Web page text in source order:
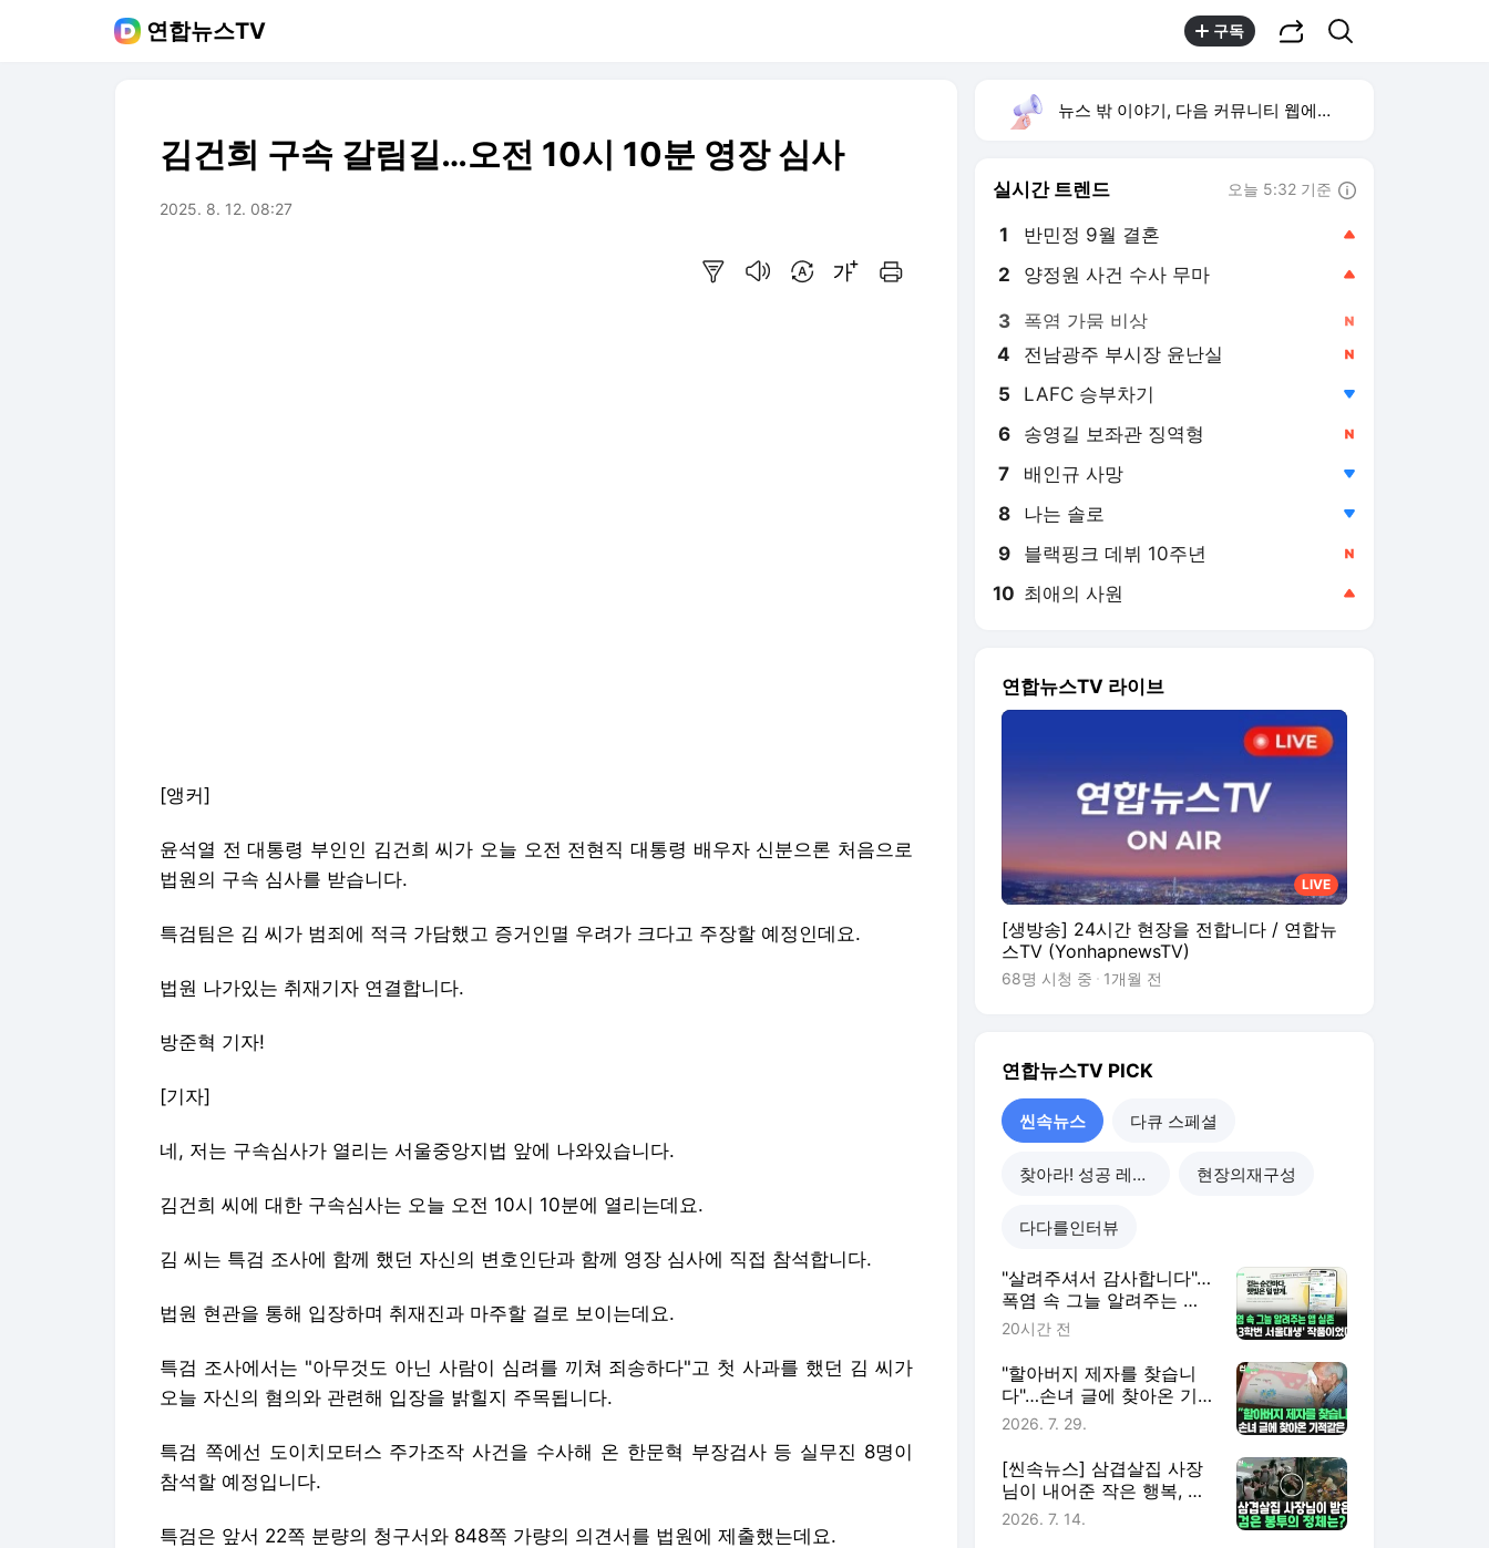
연합뉴스TV 구독
김건희 구속 갈림길…오전 10시 10분 영장 심사
2025. 8. 12. 08:27
[앵커]
윤석열 전 대통령 부인인 김건희 씨가 오늘 오전 전현직 대통령 배우자 신분으론 처음으로
법원의 구속 심사를 받습니다.
특검팀은 김 씨가 범죄에 적극 가담했고 증거인멸 우려가 크다고 주장할 예정인데요.
법원 나가있는 취재기자 연결합니다.
방준혁 기자!
[기자]
네, 저는 구속심사가 열리는 서울중앙지법 앞에 나와있습니다.
김건희 씨에 대한 구속심사는 오늘 오전 10시 10분에 열리는데요.
김 씨는 특검 조사에 함께 했던 자신의 변호인단과 함께 영장 심사에 직접 참석합니다.
법원 현관을 통해 입장하며 취재진과 마주할 걸로 보이는데요.
특검 조사에서는 "아무것도 아닌 사람이 심려를 끼쳐 죄송하다"고 첫 사과를 했던 김 씨가
오늘 자신의 혐의와 관련해 입장을 밝힐지 주목됩니다.
특검 쪽에선 도이치모터스 주가조작 사건을 수사해 온 한문혁 부장검사 등 실무진 8명이
참석할 예정입니다.
특검은 앞서 22쪽 분량의 청구서와 848쪽 가량의 의견서를 법원에 제출했는데요.
뉴스 밖 이야기, 다음 커뮤니티 웹에서 보기
실시간 트렌드 오늘 5:32 기준
1 반민정 9월 결혼
2 양정원 사건 수사 무마
3 폭염 가뭄 비상
4 전남광주 부시장 윤난실
5 LAFC 승부차기
6 송영길 보좌관 징역형
7 배인규 사망
8 나는 솔로
9 블랙핑크 데뷔 10주년
10 최애의 사원
연합뉴스TV 라이브
LIVE
[생방송] 24시간 현장을 전합니다 / 연합뉴
스TV (YonhapnewsTV)
68명 시청 중 1개월 전
연합뉴스TV PICK
씬속뉴스 다큐 스페셜
찾아라! 성공 레시피 현장의재구성
다다를인터뷰
"살려주셔서 감사합니다"…
폭염 속 그늘 알려주는 앱
실존 [씬속뉴스]
20시간 전
"할아버지 제자를 찾습니
다"…손녀 글에 찾아온 기
적같은 일 [씬속뉴스]
2026. 7. 29.
[씬속뉴스] 삼겹살집 사장
님이 내어준 작은 행복, 그
리고 감사와 화답
2026. 7. 14.